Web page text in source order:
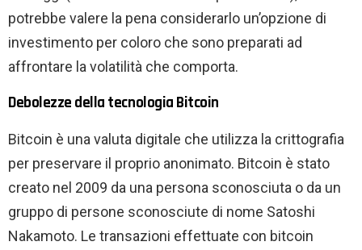
potrebbe valere la pena considerarlo un’opzione di
investimento per coloro che sono preparati ad
affrontare la volatilità che comporta.
Debolezze della tecnologia Bitcoin
Bitcoin è una valuta digitale che utilizza la crittografia
per preservare il proprio anonimato. Bitcoin è stato
creato nel 2009 da una persona sconosciuta o da un
gruppo di persone sconosciute di nome Satoshi
Nakamoto. Le transazioni effettuate con bitcoin